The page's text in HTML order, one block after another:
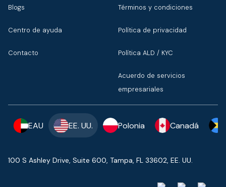
Blogs
Centro de ayuda
Contacto
Términos y condiciones
Política de privacidad
Política ALD / KYC
Acuerdo de servicios
empresariales
EAU EE. UU. Polonia Canadá
100 S Ashley Drive, Suite 600, Tampa, FL 33602, EE. UU.